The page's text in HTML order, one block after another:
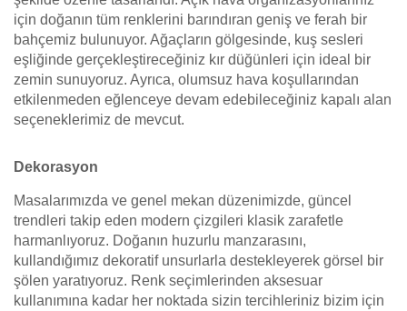
için doğanın tüm renklerini barındıran geniş ve ferah bir
bahçemiz bulunuyor. Ağaçların gölgesinde, kuş sesleri
eşliğinde gerçekleştireceğiniz kır düğünleri için ideal bir
zemin sunuyoruz. Ayrıca, olumsuz hava koşullarından
etkilenmeden eğlenceye devam edebileceğiniz kapalı alan
seçeneklerimiz de mevcut.
Dekorasyon
Masalarımızda ve genel mekan düzenimizde, güncel
trendleri takip eden modern çizgileri klasik zarafetle
harmanlıyoruz. Doğanın huzurlu manzarasını,
kullandığımız dekoratif unsurlarla destekleyerek görsel bir
şölen yaratıyoruz. Renk seçimlerinden aksesuar
kullanımına kadar her noktada sizin tercihleriniz bizim için